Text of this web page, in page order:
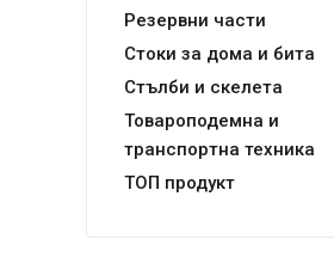
Резервни части
Стоки за дома и бита
Стълби и скелета
Товароподемна и
транспортна техника
ТОП продукт